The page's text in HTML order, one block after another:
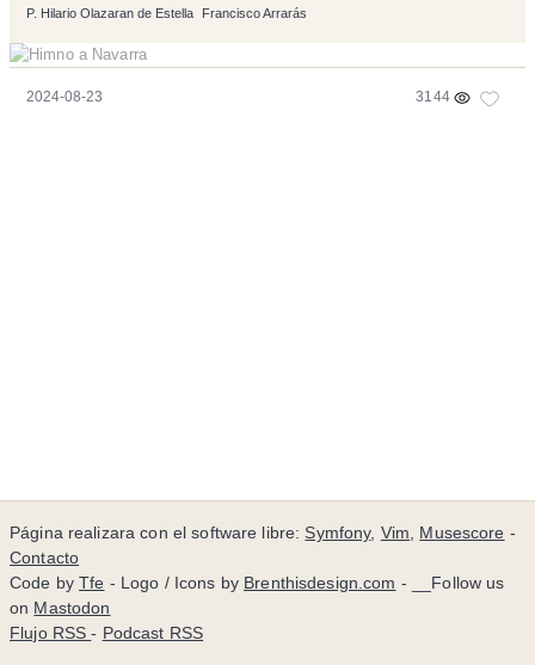
P. Hilario Olazaran de Estella Francisco Arrarás
2024-08-23 3144
Página realizara con el software libre:Symfony, Vim, Musescore -
Contacto
Code byTfe - Logo / Icons by Brenthisdesign.com - __Follow us
on Mastodon
Flujo RSS- Podcast RSS